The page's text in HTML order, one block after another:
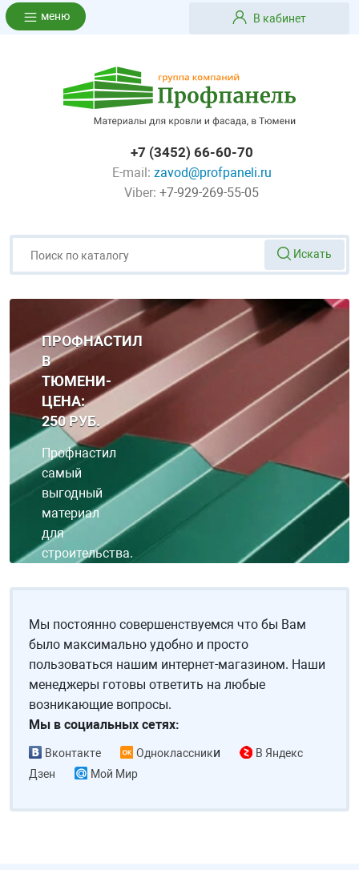
В кабинет
+7 (3452) 66-60-70
E-mail: zavod@profpaneli.ru
Viber: +7-929-269-55-05
Искать
ПРОФНАСТИЛ
В
ТЮМЕНИ-
ЦЕНА:
250 РУБ.
Профнастил
самый
выгодный
материал
для
строительства.
качестве
покрытия
кровли, и
в
качестве
облицовочного
материала
для
Так же
Мы постоянно совершенствуемся что бы Вам
было максимально удобно и просто
пользоваться нашим интернет-магазином. Наши
менеджеры готовы ответить на любые
возникающие вопросы.
Мы в социальных сетях:
Вконтакте Одноклассники
В Яндекс
Дзен
Мой Мир
меню